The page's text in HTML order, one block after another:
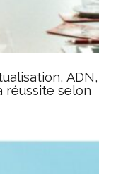
ADN,
réussite selon